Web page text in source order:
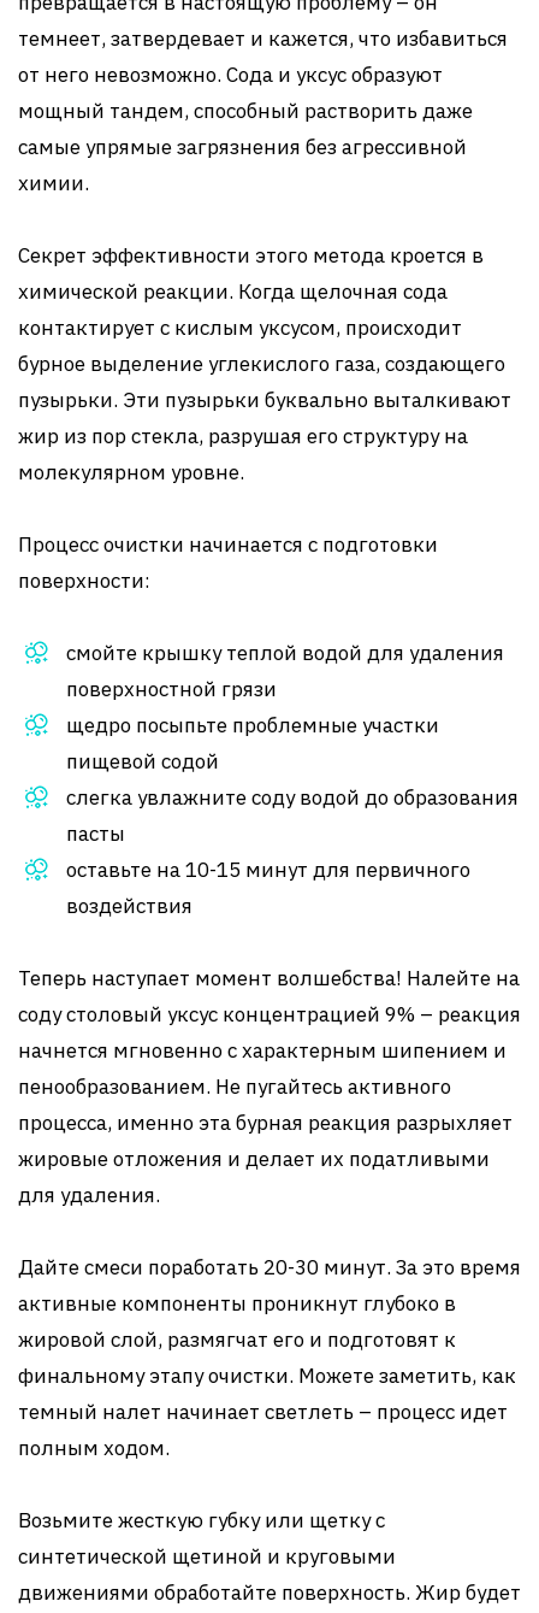
темнеет, затвердевает и кажется, что избавиться
от него невозможно. Сода и уксус образуют
мощный тандем, способный растворить даже
самые упрямые загрязнения без агрессивной
химии.
Секрет эффективности этого метода кроется в
химической реакции. Когда щелочная сода
контактирует с кислым уксусом, происходит
бурное выделение углекислого газа, создающего
пузырьки. Эти пузырьки буквально выталкивают
жир из пор стекла, разрушая его структуру на
молекулярном уровне.
Процесс очистки начинается с подготовки
поверхности:
смойте крышку теплой водой для удаления
поверхностной грязи
щедро посыпьте проблемные участки
пищевой содой
слегка увлажните соду водой до образования
пасты
оставьте на 10-15 минут для первичного
воздействия
Теперь наступает момент волшебства! Налейте на
соду столовый уксус концентрацией 9% – реакция
начнется мгновенно с характерным шипением и
пенообразованием. Не пугайтесь активного
процесса, именно эта бурная реакция разрыхляет
жировые отложения и делает их податливыми
для удаления.
Дайте смеси поработать 20-30 минут. За это время
активные компоненты проникнут глубоко в
жировой слой, размягчат его и подготовят к
финальному этапу очистки. Можете заметить, как
темный налет начинает светлеть – процесс идет
полным ходом.
Возьмите жесткую губку или щетку с
синтетической щетиной и круговыми
движениями обработайте поверхность. Жир будет